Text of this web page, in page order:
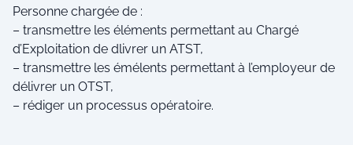
Personne chargée de :
– transmettre les éléments permettant au Chargé
d’Exploitation de dlivrer un ATST,
– transmettre les émélents permettant à l’employeur de
délivrer un OTST,
– rédiger un processus opératoire.